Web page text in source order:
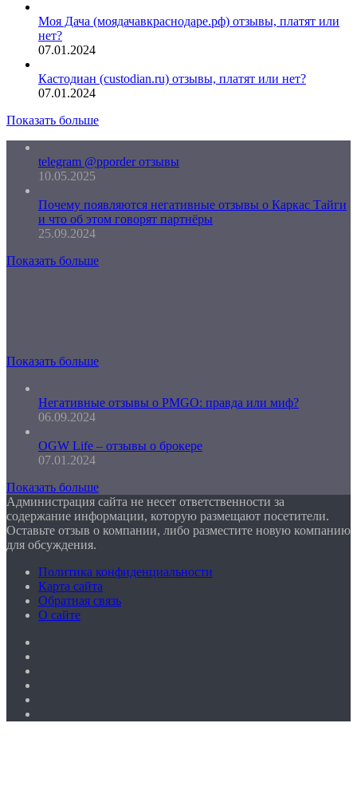
Моя Дача (моядачавкраснодаре.рф) отзывы, платят или
нет?
07.01.2024
Кастодиан (custodian.ru) отзывы, платят или нет?
07.01.2024
Показать больше
telegram @pporder отзывы
10.05.2025
Почему появляются негативные отзывы о Каркас Тайги
и что об этом говорят партнёры
25.09.2024
Показать больше
Показать больше
Негативные отзывы о PMGO: правда или миф?
06.09.2024
OGW Life – отзывы о брокере
07.01.2024
Показать больше
Администрация сайта не несет ответственности за
содержание информации, которую размещают посетители.
Оставьте отзыв о компании, либо разместите новую компанию
для обсуждения.
Политика конфиденциальности
Карта сайта
Обратная связь
О сайте